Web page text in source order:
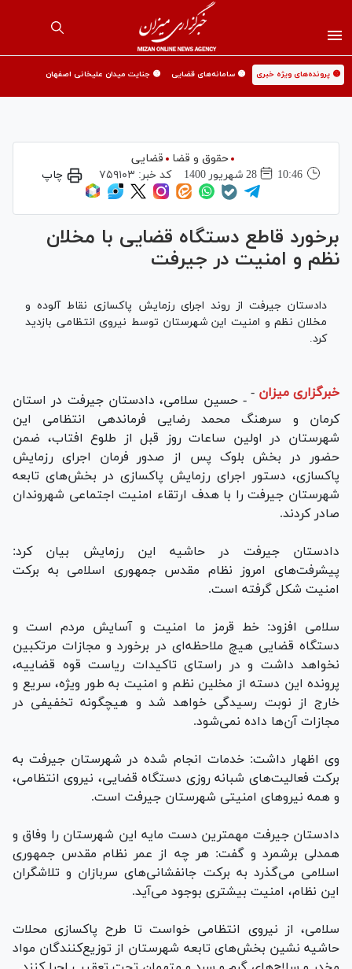
🟡 پرونده‌های ویژه خبری 🟡 سامانه‌های قضایی 🟡 جنایت میدان علیخانی اصفهان
حقوق و قضا
قضایی
10:46
28 شهريور 1400 کد خبر: ۷۵۹۱۰۳ چاپ
برخورد قاطع دستگاه قضایی با مخلان
نظم و امنیت در جیرفت
دادستان جیرفت از روند اجرای رزمایش پاکسازی نقاط آلوده و
مخلان نظم و امنیت این شهرستان توسط نیروی انتظامی بازدید
کرد.
خبرگزاری میزان - - حسین سلامی، دادستان جیرفت در استان
کرمان و سرهنگ محمد رضایی فرماندهی انتظامی این
شهرستان در اولین ساعات روز قبل از طلوع افتاب، ضمن
حضور در بخش بلوک پس از صدور فرمان اجرای رزمایش
پاکسازی، دستور اجرای رزمایش پاکسازی در بخش‌های تابعه
شهرستان جیرفت را با هدف ارتقاء امنیت اجتماعی شهروندان
صادر کردند.
دادستان جیرفت در حاشیه این رزمایش بیان کرد:
پیشرفت‌های امروز نظام مقدس جمهوری اسلامی به برکت
امنیت شکل گرفته است.
سلامی افزود: خط قرمز ما امنیت و آسایش مردم است و
دستگاه قضایی هیچ ملاحظه‌ای در برخورد و مجازات مرتکبین
نخواهد داشت و در راستای تاکیدات ریاست قوه قضاییه،
پرونده این دسته از مخلین نظم و امنیت به طور ویژه، سریع و
خارج از نوبت رسیدگی خواهد شد و هیچگونه تخفیفی در
مجازات آن‌ها داده نمی‌شود.
وی اظهار داشت: خدمات انجام شده در شهرستان جیرفت به
برکت فعالیت‌های شبانه روزی دستگاه قضایی، نیروی انتظامی،
و همه نیرو‌های امنیتی شهرستان جیرفت است.
دادستان جیرفت مهمترین دست مایه این شهرستان را وفاق و
همدلی برشمرد و گفت: هر چه از عمر نظام مقدس جمهوری
اسلامی می‌گذرد به برکت جانفشانی‌های سربازان و تلاشگران
این نظام، امنیت بیشتری بوجود می‌آید.
سلامی، از نیروی انتظامی خواست تا طرح پاکسازی محلات
حاشیه نشین بخش‌های تابعه شهرستان از توزیع‌کنندگان مواد